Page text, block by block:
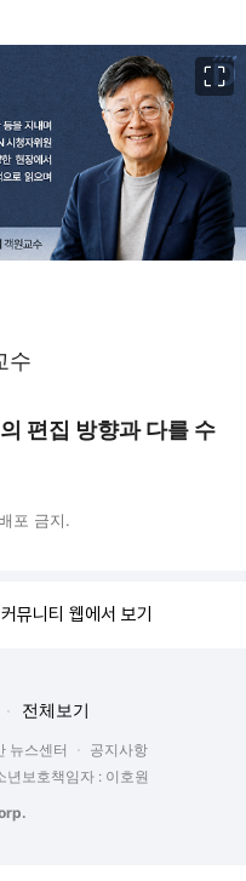
수
편집 방향과 다를 수
포 금지.
뮤니티 웹에서 보기
전체보기
뉴스센터
공지사항
년보호책임자 : 이호원